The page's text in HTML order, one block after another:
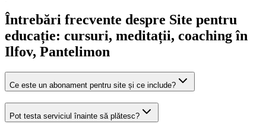
Întrebări frecvente despre Site pentru
educație: cursuri, meditații, coachingîn
Ilfov, Pantelimon
Ce este un abonament pentru site și ce include?
Pot testa serviciul înainte să plătesc?